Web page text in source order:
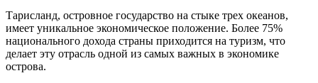
Тарисланд, островное государство на стыке трех океанов,
имеет уникальное экономическое положение. Более 75%
национального дохода страны приходится на туризм, что
делает эту отрасль одной из самых важных в экономике
острова.